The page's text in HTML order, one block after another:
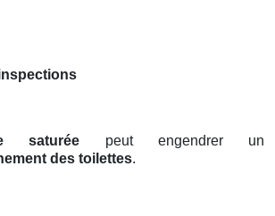
saturée peut engendrer un
des toilettes.